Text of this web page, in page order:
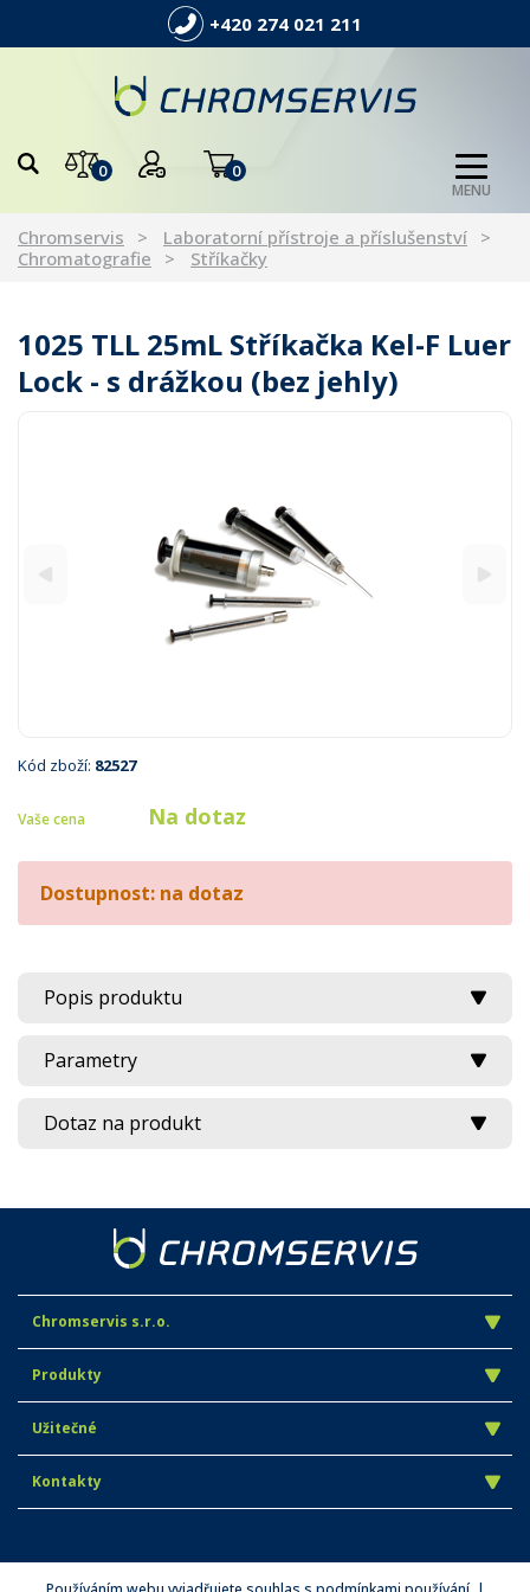
+420 274 021 211
0 0
MENU
Chromservis
Laboratorní přístroje a příslušenství
Chromatografie
Stříkačky
1025 TLL 25mL Stříkačka Kel-F Luer
Lock - s drážkou (bez jehly)
Kód zboží: 82527
Vaše cena Na dotaz
Dostupnost: na dotaz
Popis produktu
Parametry
Dotaz na produkt
Chromservis s.r.o.
Produkty
Užitečné
Kontakty